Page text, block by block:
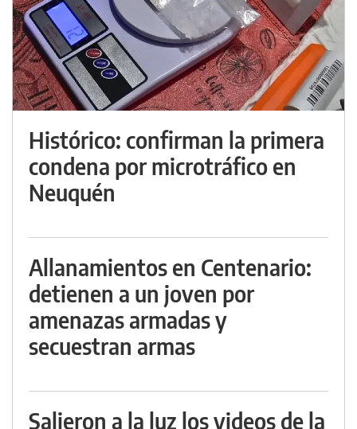
Histórico: confirman la primera
condena por microtráfico en
Neuquén
Allanamientos en Centenario:
detienen a un joven por
amenazas armadas y
secuestran armas
Salieron a la luz los videos de la